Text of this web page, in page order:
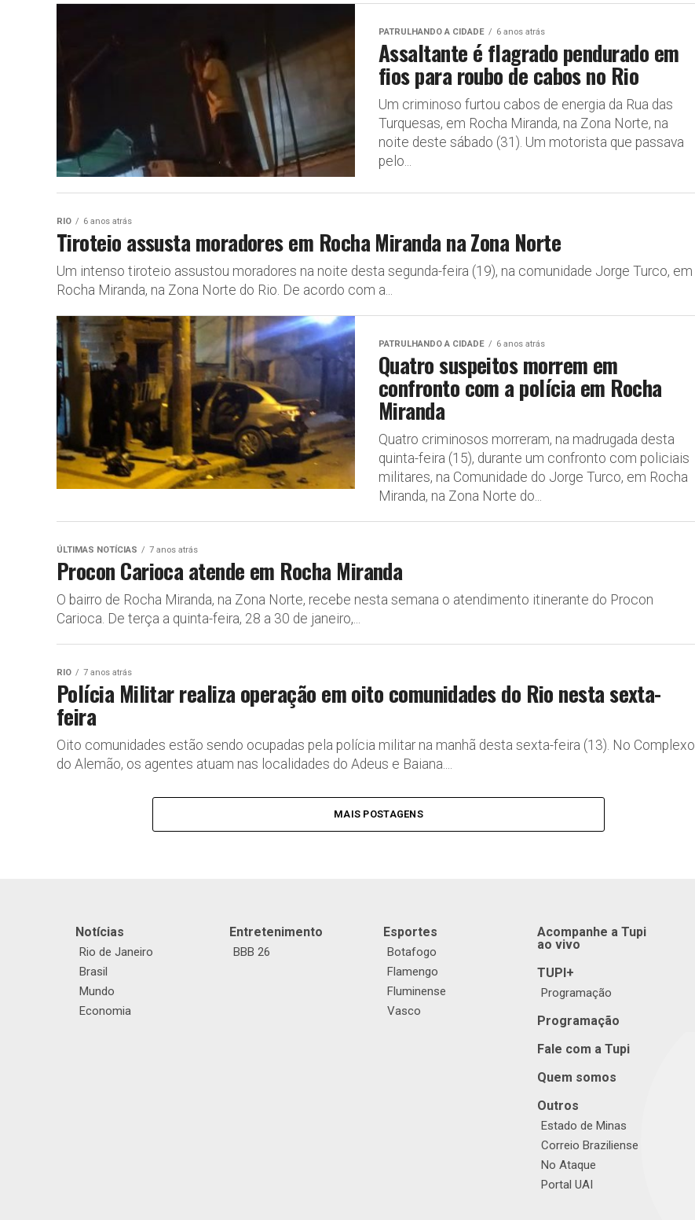
PATRULHANDO A CIDADE 6 anos atrás
Assaltante é flagrado pendurado em
fios para roubo de cabos no Rio
Um criminoso furtou cabos de energia da Rua das
Turquesas, em Rocha Miranda, na Zona Norte, na
noite deste sábado (31). Um motorista que passava
pelo...
RIO 6 anos atrás
Tiroteio assusta moradores em Rocha Miranda na Zona Norte
Um intenso tiroteio assustou moradores na noite desta segunda-feira (19), na comunidade Jorge Turco, em
Rocha Miranda, na Zona Norte do Rio. De acordo com a...
PATRULHANDO A CIDADE 6 anos atrás
Quatro suspeitos morrem em
confronto com a polícia em Rocha
Miranda
Quatro criminosos morreram, na madrugada desta
quinta-feira (15), durante um confronto com policiais
militares, na Comunidade do Jorge Turco, em Rocha
Miranda, na Zona Norte do...
ÚLTIMAS NOTÍCIAS 7 anos atrás
Procon Carioca atende em Rocha Miranda
O bairro de Rocha Miranda, na Zona Norte, recebe nesta semana o atendimento itinerante do Procon
Carioca. De terça a quinta-feira, 28 a 30 de janeiro,...
RIO 7 anos atrás
Polícia Militar realiza operação em oito comunidades do Rio nesta sexta-
feira
Oito comunidades estão sendo ocupadas pela polícia militar na manhã desta sexta-feira (13). No Complexo
do Alemão, os agentes atuam nas localidades do Adeus e Baiana....
MAIS POSTAGENS
Notícias
Rio de Janeiro
Brasil
Mundo
Economia
Entretenimento
BBB 26
Esportes
Botafogo
Flamengo
Fluminense
Vasco
Acompanhe a Tupi
ao vivo
TUPI+
Programação
Programação
Fale com a Tupi
Quem somos
Outros
Estado de Minas
Correio Braziliense
No Ataque
Portal UAI